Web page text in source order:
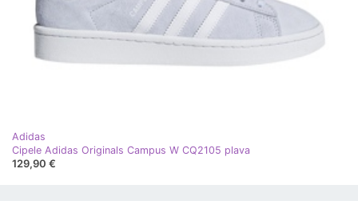
Adidas
Cipele Adidas Originals Campus W CQ2105 plava
129,90 €